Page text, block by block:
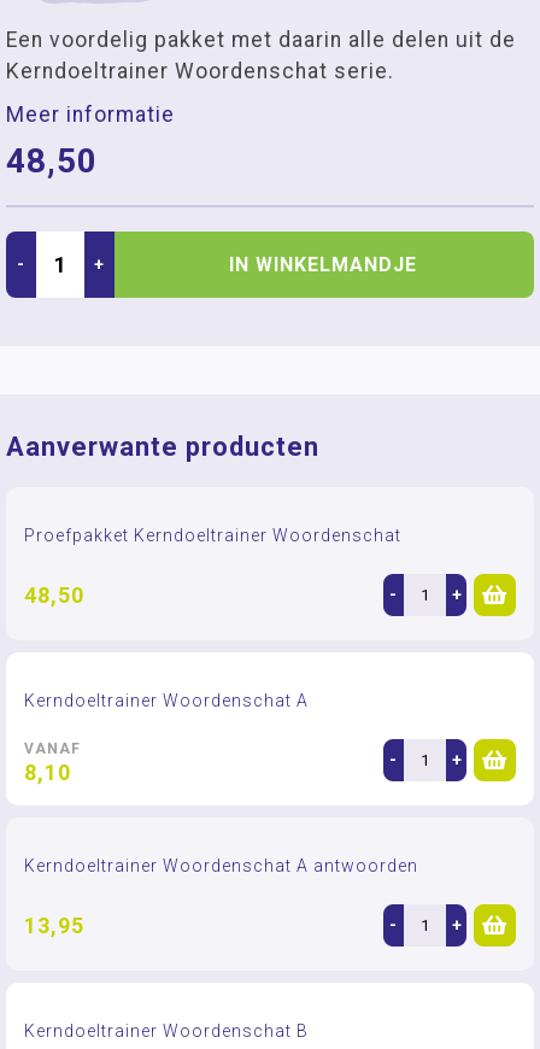
Een voordelig pakket met daarin alle delen uit de
Kerndoeltrainer Woordenschat serie.
Meer informatie
48,50
- + IN WINKELMANDJE
Aanverwante producten
Proefpakket Kerndoeltrainer Woordenschat
48,50 - +
Kerndoeltrainer Woordenschat A
VANAF
8,10 - +
Kerndoeltrainer Woordenschat A antwoorden
13,95 - +
Kerndoeltrainer Woordenschat B